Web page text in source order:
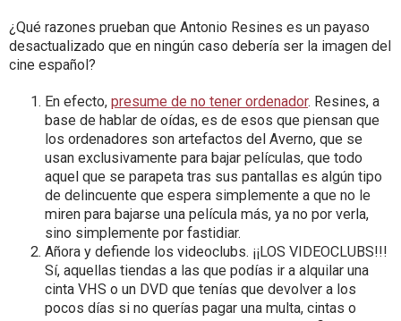
¿Qué razones prueban que Antonio Resines es un payaso
desactualizado que en ningún caso debería ser la imagen del
cine español?
En efecto, presume de no tener ordenador. Resines, a
base de hablar de oídas, es de esos que piensan que
los ordenadores son artefactos del Averno, que se
usan exclusivamente para bajar películas, que todo
aquel que se parapeta tras sus pantallas es algún tipo
de delincuente que espera simplemente a que no le
miren para bajarse una película más, ya no por verla,
sino simplemente por fastidiar.
Añora y defiende los videoclubs. ¡¡LOS VIDEOCLUBS!!!
Sí, aquellas tiendas a las que podías ir a alquilar una
cinta VHS o un DVD que tenías que devolver a los
pocos días si no querías pagar una multa, cintas o